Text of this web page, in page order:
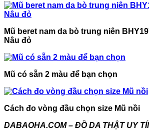
Mũ beret nam da bò trung niên
Nâu đỏ
Mũ có sẵn 2 màu để bạn chọn
Cách đo vòng đầu chọn size Mũ nồi
DABAOHA.COM – ĐỒ DA THẬT UY